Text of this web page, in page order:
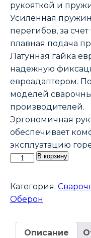
рукояткой и
Усиленная
перегибов, за
плавная подача
Латунная гайка
надежную
евроадаптером.
моделей
производителей.
Эргономичная
обеспечивает
эксплуатацию
Количество
Горелка
MW
Ultra
В корзину
Категория:
Оберон
Описание